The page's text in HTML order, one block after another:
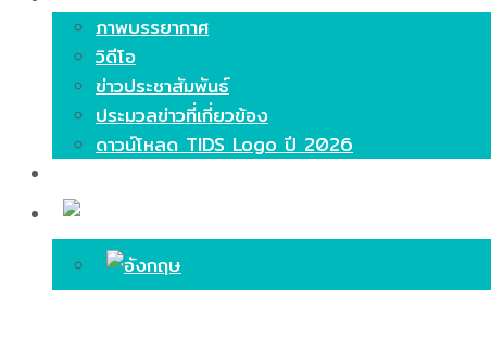
ภาพบรรยากาศ
วิดีโอ
ข่าวประชาสัมพันธ์
ประมวลข่าวที่เกี่ยวข้อง
ดาวน์โหลด TIDS Logo ปี 2026